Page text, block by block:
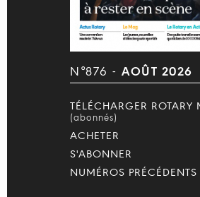
N°876 - AOÛT 2026
TÉLÉCHARGER ROTARY
(abonnés)
ACHETER
S'ABONNER
NUMÉROS PRÉCÉDENTS